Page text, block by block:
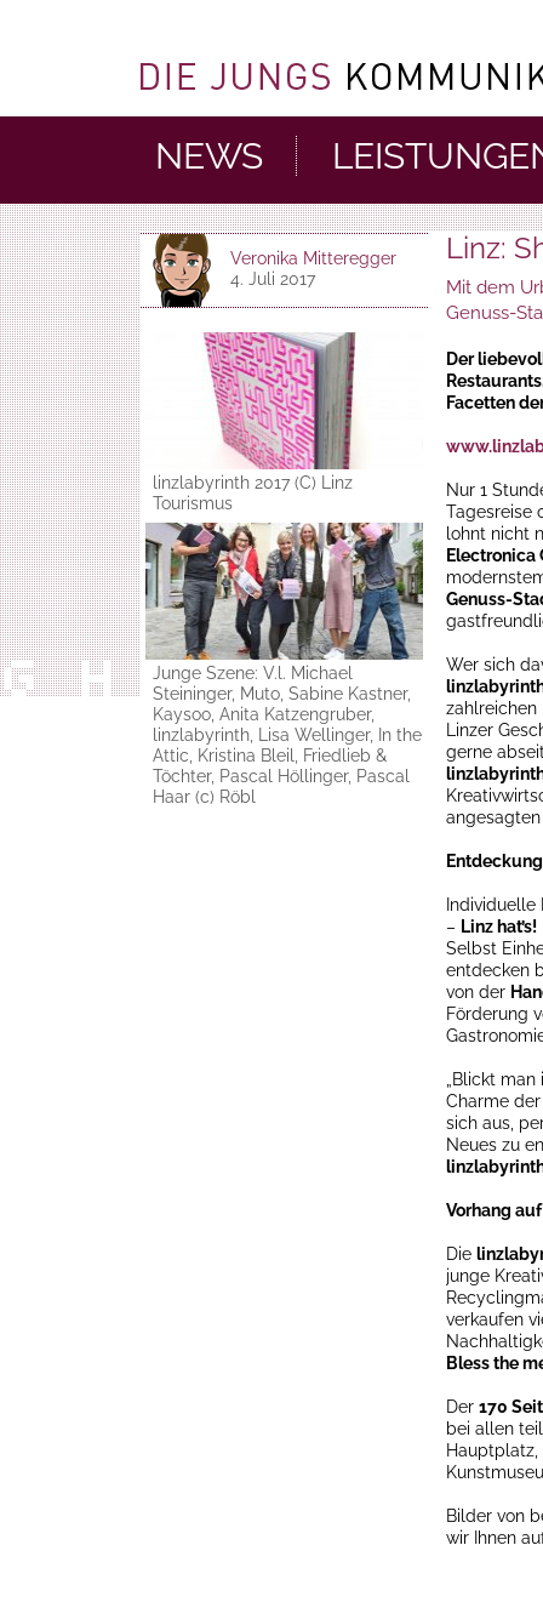
NEWS
Veronika Mitteregger
4. Juli 2017
linzlabyrinth 2017 (C) Linz
Tourismus
Junge Szene: V.l. Michael
Steininger, Muto, Sabine Kastner,
Kaysoo, Anita Katzengruber,
linzlabyrinth, Lisa Wellinger, In the
Attic, Kristina Bleil, Friedlieb &
Töchter, Pascal Höllinger, Pascal
Haar (c) Röbl
Linz:
Mit dem
Genuss-
Der
Facetten
Nur 1
Tagesreise
lohnt nicht
Electronica
Genuss-
Wer sich
zahlreichen
Linzer
gerne
– Linz hat’s!
Selbst
entdecken
von der
Förderung
„Blickt
Charme
sich aus,
Neues zu
Vorhang
Die
junge
verkaufen
Bless the
Der 170
bei allen
Hauptplatz,
Bilder von
wir Ihnen